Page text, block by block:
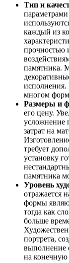
Тип и
каждый из
прочностью
памятника.
исполнения.
многом
Размеры и
его цену.
усложнение
затрат на
требует
установку
памятника
Уровень
отражается
формы
тогда как
больше
портрета,
выполнение
на конечную